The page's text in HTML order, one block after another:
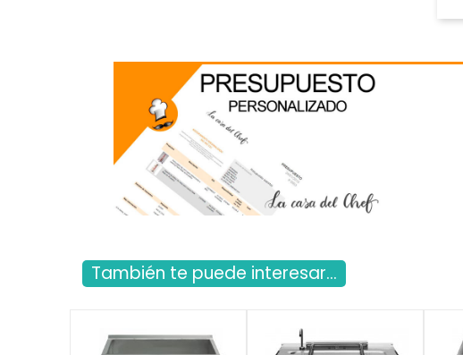
También te puede interesar...